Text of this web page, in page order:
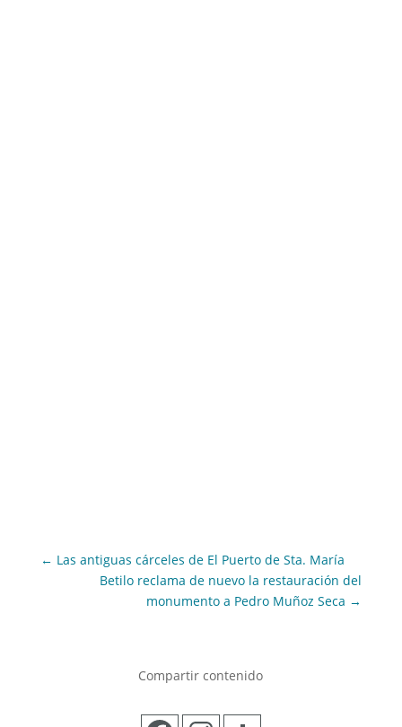
← Las antiguas cárceles de El Puerto de Sta. María
Betilo reclama de nuevo la restauración del
monumento a Pedro Muñoz Seca →
Compartir contenido